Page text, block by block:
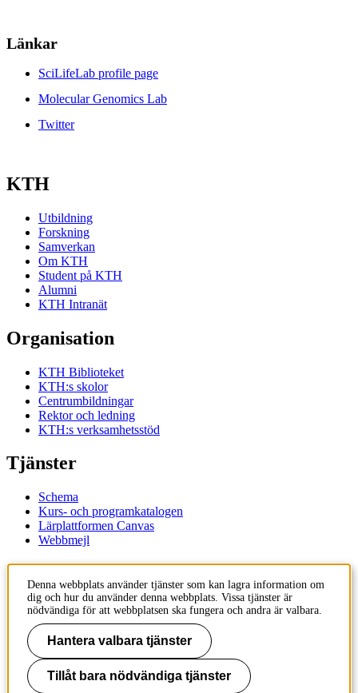
Länkar
SciLifeLab profile page
Molecular Genomics Lab
Twitter
KTH
Utbildning
Forskning
Samverkan
Om KTH
Student på KTH
Alumni
KTH Intranät
Organisation
KTH Biblioteket
KTH:s skolor
Centrumbildningar
Rektor och ledning
KTH:s verksamhetsstöd
Tjänster
Schema
Kurs- och programkatalogen
Lärplattformen Canvas
Webbmejl
KTH
100 44 Stockholm
+46 8 790 60 00
Kontakta KTH
Jobba på KTH
Denna webbplats använder tjänster som kan lagra information om
dig och hur du använder denna webbplats. Vissa tjänster är
nödvändiga för att webbplatsen ska fungera och andra är valbara.
Hantera valbara tjänster
Tillåt bara nödvändiga tjänster